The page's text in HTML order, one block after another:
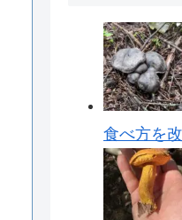
食べ方を